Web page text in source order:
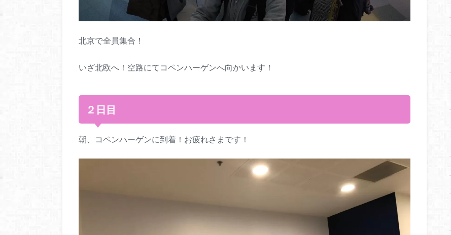
北京で全員集合！
いざ北欧へ！空路にてコペンハーゲンへ向かいます！
２日目
朝、コペンハーゲンに到着！お疲れさまです！